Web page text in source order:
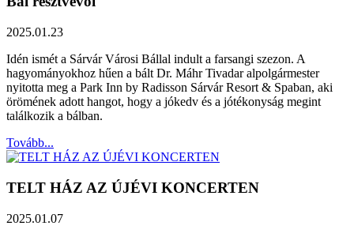
2025.01.23
Idén ismét a Sárvár Városi Bállal indult a farsangi szezon. A
hagyományokhoz hűen a bált Dr. Máhr Tivadar alpolgármester
nyitotta meg a Park Inn by Radisson Sárvár Resort & Spaban, aki
örömének adott hangot, hogy a jókedv és a jótékonyság megint
találkozik a bálban.
Tovább...
TELT HÁZ AZ ÚJÉVI KONCERTEN
2025.01.07